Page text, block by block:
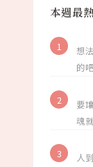
本週最
想
的
要
魂
人